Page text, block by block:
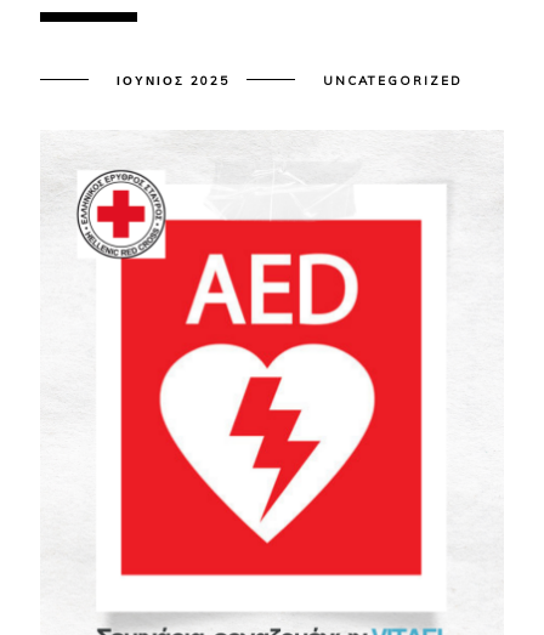
ΙΟΎΝΙΟΣ 2025 UNCATEGORIZED